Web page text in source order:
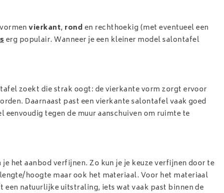
vierkant, rond en rechthoekig (met eventueel een
erg populair. Wanneer je een kleiner model salontafel
zoekt die strak oogt: de vierkante vorm zorgt ervoor
Daarnaast past een vierkante salontafel vaak goed
tegen de muur aanschuiven om ruimte te
het aanbod verfijnen. Zo kun je je keuze verfijnen door te
hoogte maar ook het materiaal. Voor het materiaal
een natuurlijke uitstraling, iets wat vaak past binnen de